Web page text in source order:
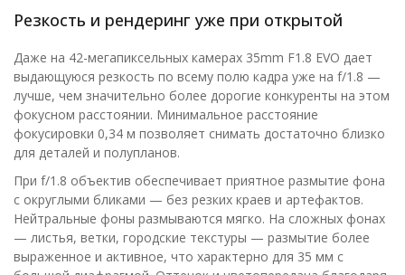
Резкость и рендеринг уже при открытой
Даже на 42-мегапиксельных камерах 35mm F1.8 EVO дает
выдающуюся резкость по всему полю кадра уже на f/1.8 —
лучше, чем значительно более дорогие конкуренты на этом
фокусном расстоянии. Минимальное расстояние
фокусировки 0,34 м позволяет снимать достаточно близко
для деталей и полупланов.
При f/1.8 объектив обеспечивает приятное размытие фона
с округлыми бликами — без резких краев и артефактов.
Нейтральные фоны размываются мягко. На сложных фонах
— листья, ветки, городские текстуры — размытие более
выраженное и активное, что характерно для 35 мм с